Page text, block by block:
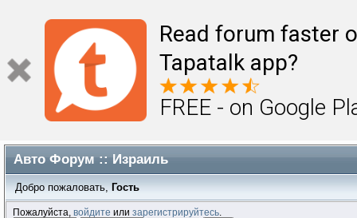
Read forum faster
Tapatalk app?
FREE - on Google
Авто Форум :: Израиль
Добро пожаловать, Гость
Пожалуйста,войдите илизарегистрируйтесь